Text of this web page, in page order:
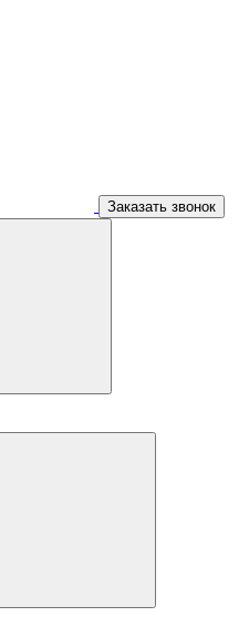
Заказать звонок